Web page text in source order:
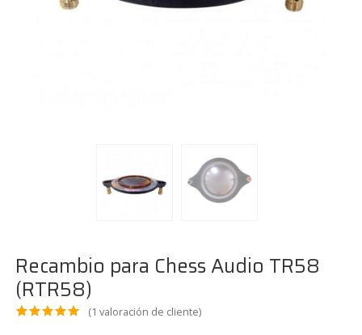
Recambio para Chess Audio TR58
(RTR58)
(1 valoración de cliente)